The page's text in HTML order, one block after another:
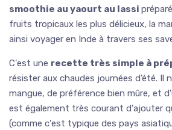
smoothie au yaourt au lassi
fruits tropicaux les plus délicieux, la
ainsi voyager en Inde à travers ses
C'est une recette très simple à
résister aux chaudes journées d’été. Il
mangue, de préférence bien mûre, et
est également très courant d'ajouter
(comme c'est typique des pays